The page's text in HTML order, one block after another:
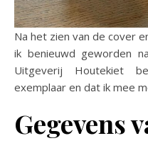
Na het zien van de cover en het lezen van de flaptekst was
ik benieuwd geworden
Uitgeverij Houtekiet
exemplaar en dat ik mee
Gegevens